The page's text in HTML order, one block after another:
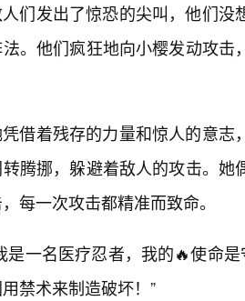
们发出了惊恐的尖叫，他们没
。他们疯狂地向小樱发动攻
借着残存的力量和惊人的意志
腾挪，躲避着敌人的攻击。
每一次攻击都精准而致命。
是一名医疗忍者，我的🔥使命
禁术来制造破坏！”